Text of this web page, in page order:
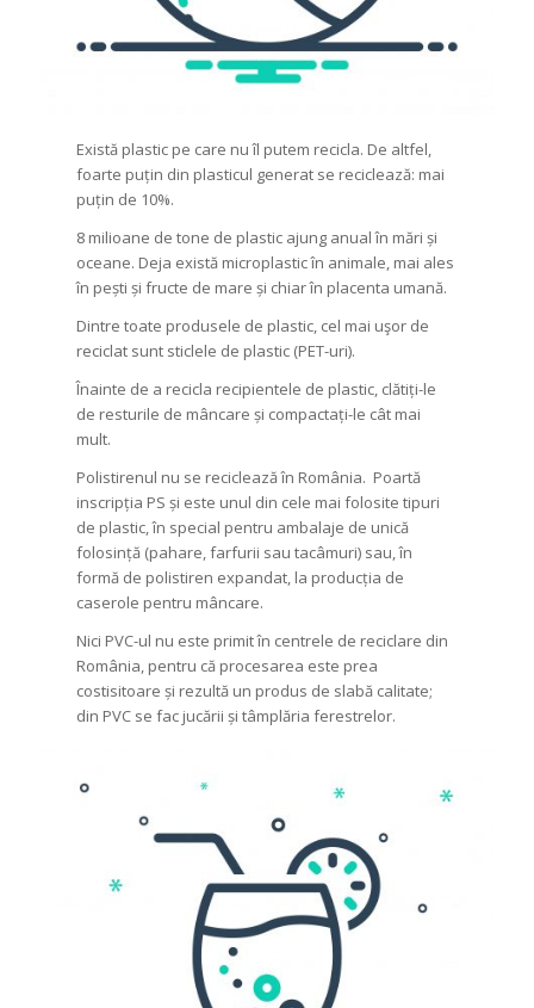
Există plastic pe care nu îl putem recicla. De altfel,
foarte puțin din plasticul generat se reciclează: mai
puțin de 10%.
8 milioane de tone de plastic ajung anual în mări și
oceane. Deja există microplastic în animale, mai ales
în pești și fructe de mare și chiar în placenta umană.
Dintre toate produsele de plastic, cel mai uşor de
reciclat sunt sticlele de plastic (PET-uri).
Înainte de a recicla recipientele de plastic, clătiți-le
de resturile de mâncare și compactați-le cât mai
mult.
Polistirenul nu se reciclează în România. Poartă
inscripția PS și este unul din cele mai folosite tipuri
de plastic, în special pentru ambalaje de unică
folosință (pahare, farfurii sau tacâmuri) sau, în
formă de polistiren expandat, la producția de
caserole pentru mâncare.
Nici PVC-ul nu este primit în centrele de reciclare din
România, pentru că procesarea este prea
costisitoare și rezultă un produs de slabă calitate;
din PVC se fac jucării și tâmplăria ferestrelor.